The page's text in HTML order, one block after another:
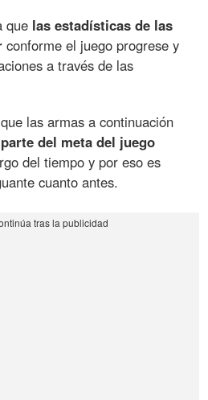
que las estadísticas de las
conforme el juego progrese y
a través de las
las armas a continuación
del meta del juego
del tiempo y por eso es
cuanto antes.